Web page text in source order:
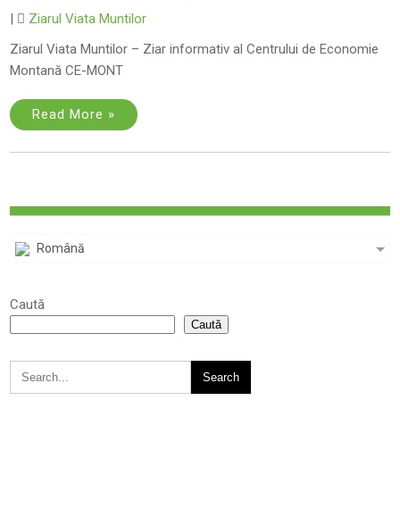
|
Ziarul Viata Muntilor
Ziarul Viata Muntilor – Ziar informativ al Centrului de Economie
Montană CE-MONT
Read More »
Română
Caută
Caută